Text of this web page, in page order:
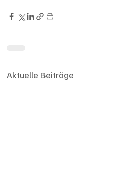
Aktuelle Beiträge